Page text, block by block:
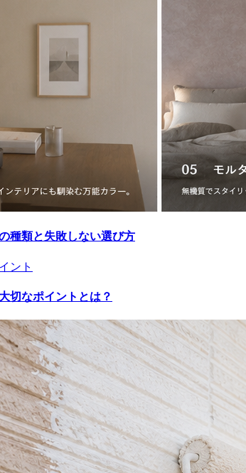
種類と失敗しない選び方
切なポイントとは？